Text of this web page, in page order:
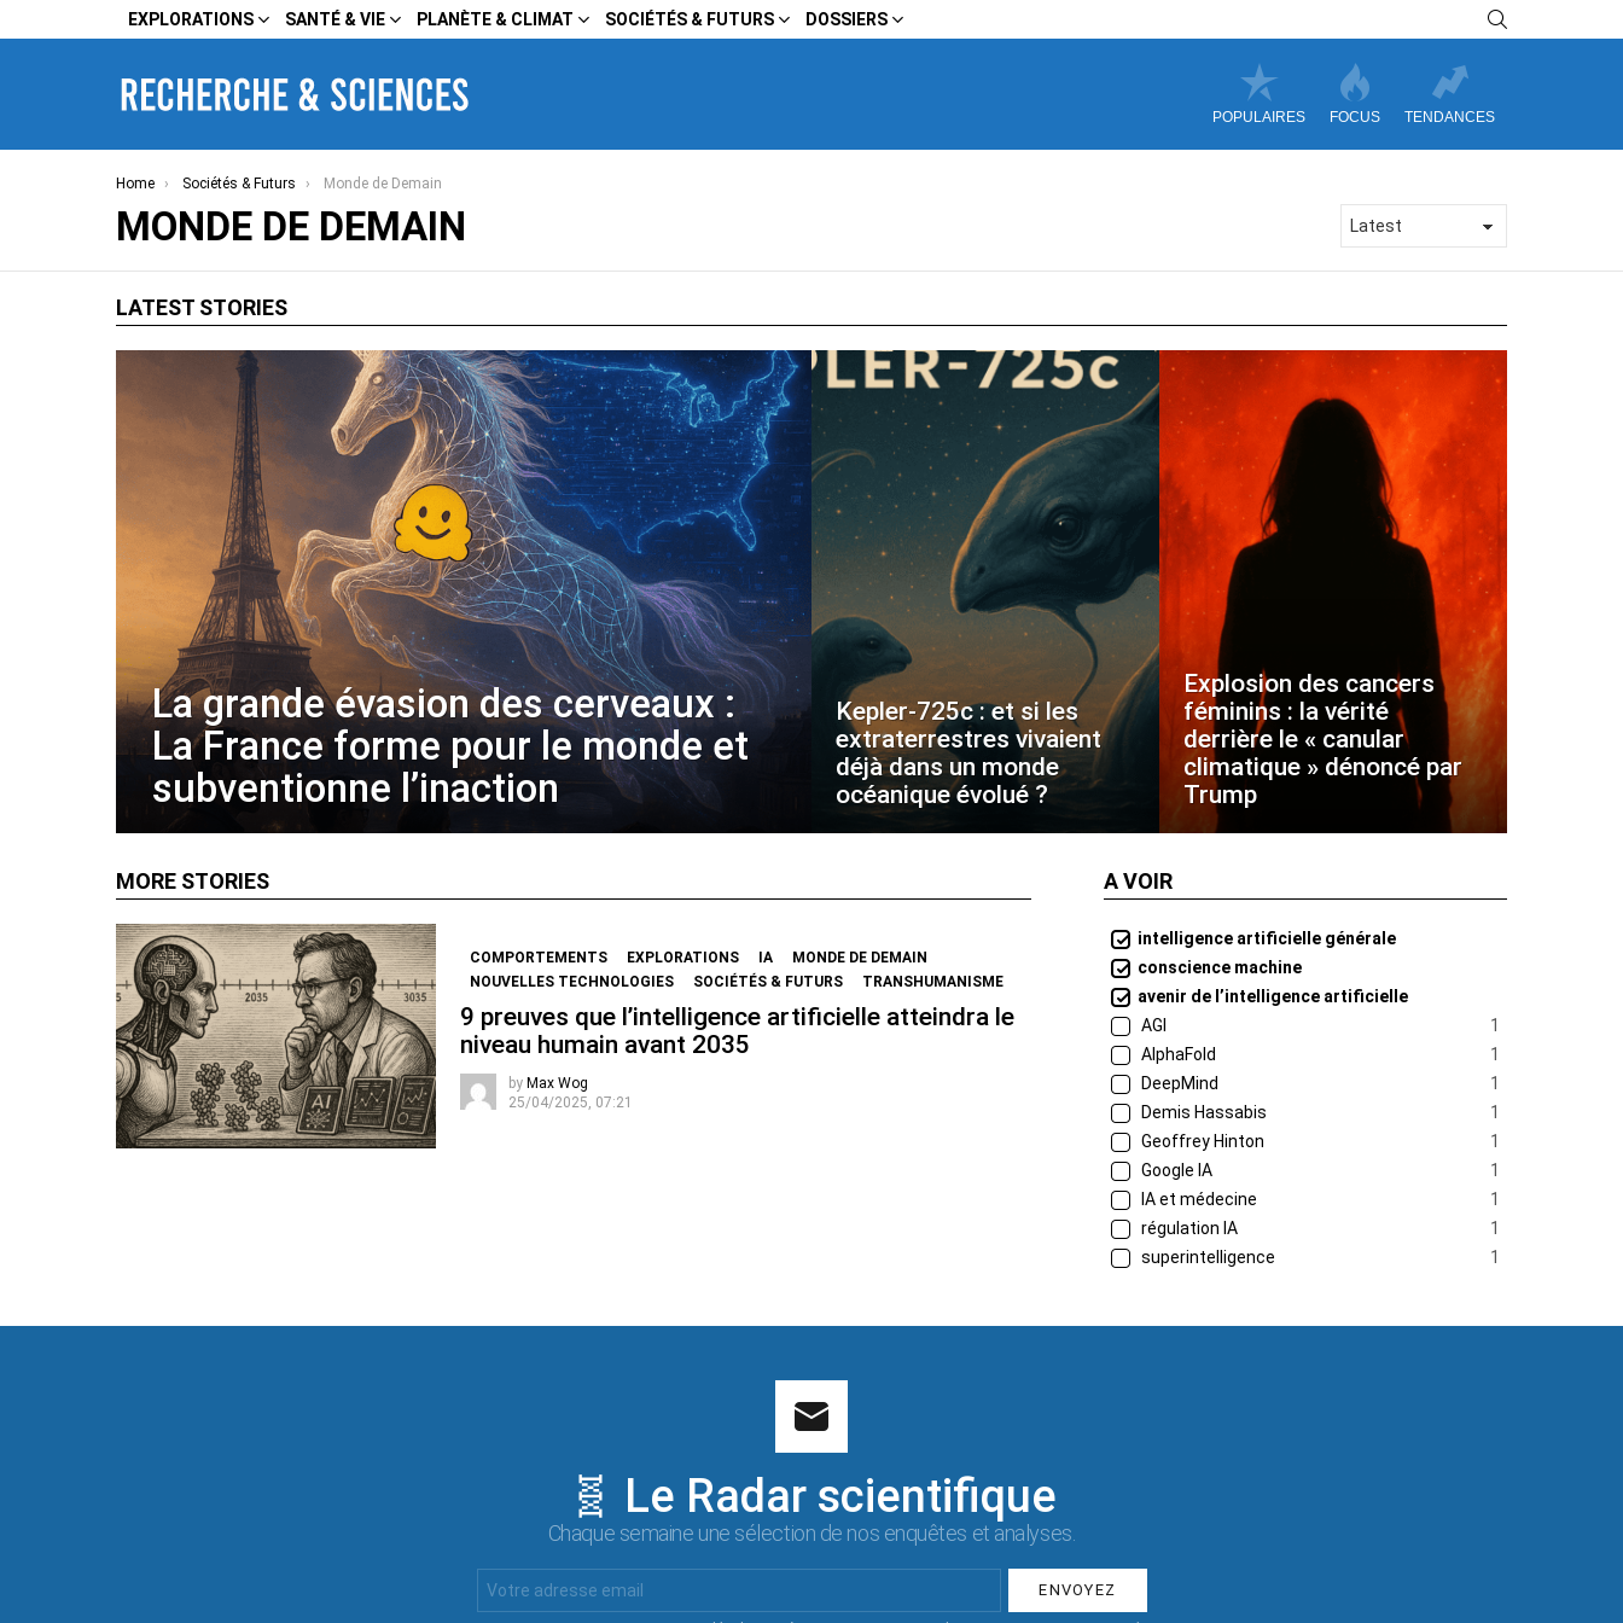
EXPLORATIONS SANTÉ & VIE PLANÈTE & CLIMAT SOCIÉTÉS & FUTURS DOSSIERS
POPULAIRES FOCUS TENDANCES
You are here:
Home Sociétés & Futurs Monde de Demain
MONDE DE DEMAIN
LATEST STORIES
La grande évasion des cerveaux :
La France forme pour le monde et
subventionne l’inaction
Kepler-725c : et si les
extraterrestres vivaient
déjà dans un monde
océanique évolué ?
Explosion des cancers
féminins : la vérité
derrière le « canular
climatique » dénoncé par
Trump
MORE STORIES
COMPORTEMENTS EXPLORATIONS IA
MONDE DE DEMAIN
NOUVELLES TECHNOLOGIES
SOCIÉTÉS & FUTURS TRANSHUMANISME
9 preuves que l’intelligence artificielle atteindra le
niveau humain avant 2035
by Max Wog
25/04/2025, 07:21
A VOIR
intelligence artificielle générale
conscience machine
avenir de l’intelligence artificielle
AGI
1
AlphaFold
1
DeepMind
1
Demis Hassabis
1
Geoffrey Hinton
1
Google IA
1
IA et médecine
1
régulation IA
1
superintelligence
1
🧬 Le Radar scientifique
Chaque semaine une sélection de nos enquêtes et analyses.
Email
: